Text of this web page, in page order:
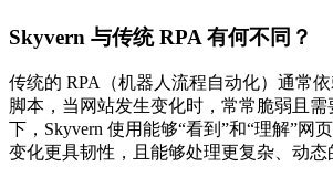
Skyvern 与传统 RPA 有何不同？
传统的 RPA（机器人流程自动化）通常
脚本，当网站发生变化时，常常脆弱且需
下，Skyvern 使用能够“看到”和“理解”网
变化更具韧性，且能够处理更复杂、动态